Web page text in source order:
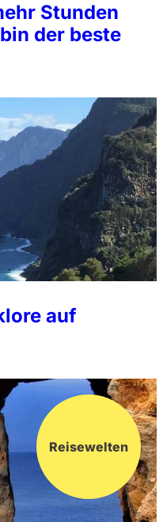
Stunden
der beste
auf
Reisewelten